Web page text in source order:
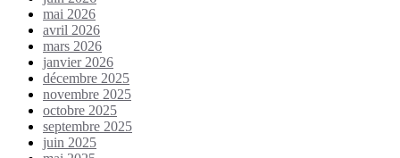
mai 2026
avril 2026
mars 2026
janvier 2026
décembre 2025
novembre 2025
octobre 2025
septembre 2025
juin 2025